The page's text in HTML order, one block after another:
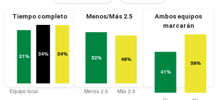
Tiempo completo Menos/Más 2.5
Ambos equipos
marcarán